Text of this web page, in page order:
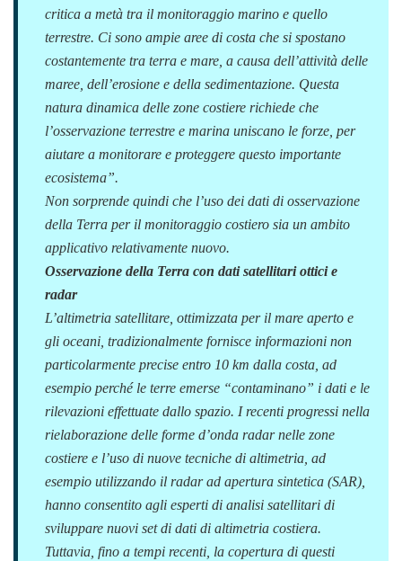
critica a metà tra il monitoraggio marino e quello
terrestre. Ci sono ampie aree di costa che si spostano
costantemente tra terra e mare, a causa dell’attività delle
maree, dell’erosione e della sedimentazione. Questa
natura dinamica delle zone costiere richiede che
l’osservazione terrestre e marina uniscano le forze, per
aiutare a monitorare e proteggere questo importante
ecosistema”.
Non sorprende quindi che l’uso dei dati di osservazione
della Terra per il monitoraggio costiero sia un ambito
applicativo relativamente nuovo.
Osservazione della Terra con dati satellitari ottici e
radar
L’altimetria satellitare, ottimizzata per il mare aperto e
gli oceani, tradizionalmente fornisce informazioni non
particolarmente precise entro 10 km dalla costa, ad
esempio perché le terre emerse “contaminano” i dati e le
rilevazioni effettuate dallo spazio. I recenti progressi nella
rielaborazione delle forme d’onda radar nelle zone
costiere e l’uso di nuove tecniche di altimetria, ad
esempio utilizzando il radar ad apertura sintetica (SAR),
hanno consentito agli esperti di analisi satellitari di
sviluppare nuovi set di dati di altimetria costiera.
Tuttavia, fino a tempi recenti, la copertura di questi